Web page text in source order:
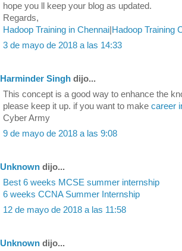
hope you ll keep your blog as updated.
Regards,
Hadoop Training in Chennai Hadoop Training
3 de mayo de 2018 a las 14:33
Harminder Singh dijo...
This concept is a good way to enhance the
please keep it up. if you want to make career
Cyber Army
9 de mayo de 2018 a las 9:08
Unknown dijo...
Best 6 weeks MCSE summer internship
6 weeks CCNA Summer Internship
12 de mayo de 2018 a las 11:58
Unknown dijo...